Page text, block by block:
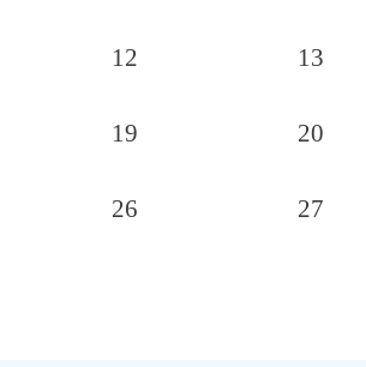
12 13
19 20
26 27